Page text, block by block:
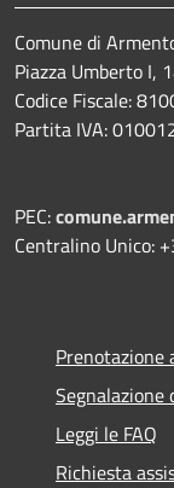
Comune di
Piazza Umberto I,
Codice Fiscale:
Partita IVA:
PEC:
Centralino Unico:
Prenotazione
Segnalazione
Leggi le FAQ
Richiesta